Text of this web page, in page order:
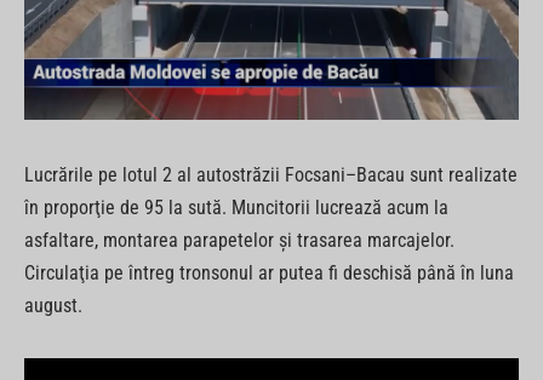
Lucrările pe lotul 2 al autostrăzii Focsani–Bacau sunt realizate
în proporţie de 95 la sută. Muncitorii lucrează acum la
asfaltare, montarea parapetelor şi trasarea marcajelor.
Circulaţia pe întreg tronsonul ar putea fi deschisă până în luna
august.